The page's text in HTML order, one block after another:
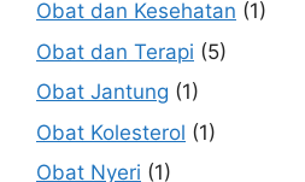
Obat dan Kesehatan (1)
Obat dan Terapi (5)
Obat Jantung (1)
Obat Kolesterol (1)
Obat Nyeri (1)